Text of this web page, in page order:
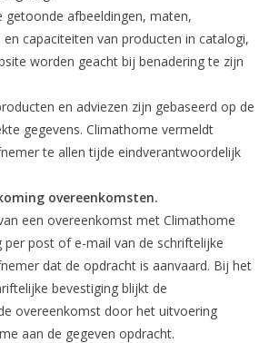
getoonde afbeeldingen, maten,
capaciteiten van producten in catalogi,
worden geacht bij benadering te zijn
en adviezen zijn gebaseerd op de
gegevens. Climathome vermeldt
te allen tijde eindverantwoordelijk
overeenkomsten.
een overeenkomst met Climathome
post of e-mail van de schriftelijke
dat de opdracht is aanvaard. Bij het
bevestiging blijkt de
overeenkomst door het uitvoering
aan de gegeven opdracht.